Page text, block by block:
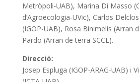
Metròpoli-UAB), Marina Di Masso
d’Agroecologia-UVic), Carlos
(IGOP-UAB), Rosa Binimelis (Arran
Pardo (Arran de terra SCCL).
Direcció:
Josep Espluga (IGOP-ARAG-UAB) i